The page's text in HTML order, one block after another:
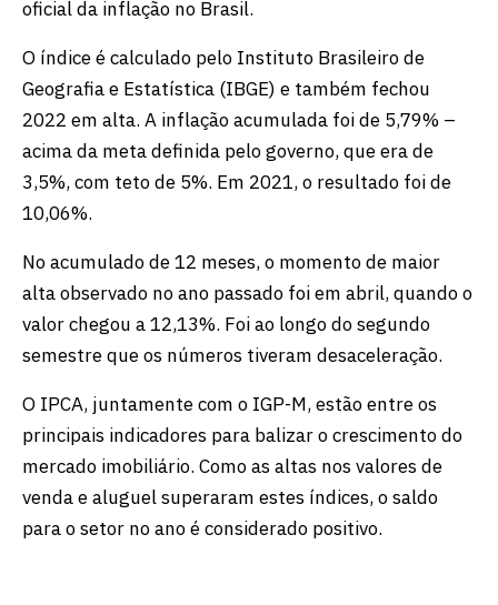
oficial da inflação no Brasil.
O índice é calculado pelo Instituto Brasileiro de
Geografia e Estatística (IBGE) e também fechou
2022 em alta. A inflação acumulada foi de 5,79% –
acima da meta definida pelo governo, que era de
3,5%, com teto de 5%. Em 2021, o resultado foi de
10,06%.
No acumulado de 12 meses, o momento de maior
alta observado no ano passado foi em abril, quando o
valor chegou a 12,13%. Foi ao longo do segundo
semestre que os números tiveram desaceleração.
O IPCA, juntamente com o IGP-M, estão entre os
principais indicadores para balizar o crescimento do
mercado imobiliário. Como as altas nos valores de
venda e aluguel superaram estes índices, o saldo
para o setor no ano é considerado positivo.